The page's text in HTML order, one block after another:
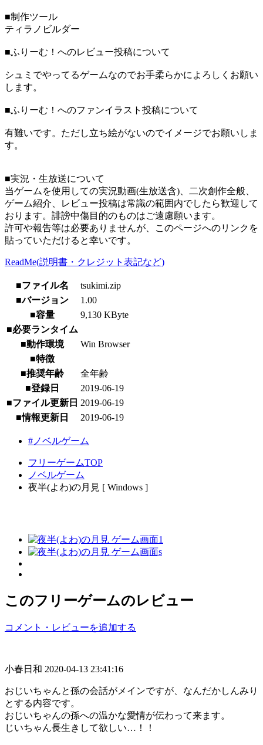
■制作ツール
ティラノビルダー
■ふりーむ！へのレビュー投稿について
シュミでやってるゲームなのでお手柔らかによろしくお願い
します。
■ふりーむ！へのファンイラスト投稿について
有難いです。ただし立ち絵がないのでイメージでお願いしま
す。
■実況・生放送について
当ゲームを使用しての実況動画(生放送含)、二次創作全般、
ゲーム紹介、レビュー投稿は常識の範囲内でしたら歓迎して
おります。誹謗中傷目的のものはご遠慮願います。
許可や報告等は必要ありませんが、このページへのリンクを
貼っていただけると幸いです。
ReadMe(説明書・クレジット表記など)
■ファイル名
tsukimi.zip
■バージョン
1.00
■容量
9,130 KByte
■必要ランタイム
■動作環境
Win Browser
■特徴
■推奨年齢
全年齢
■登録日
2019-06-19
■ファイル更新日 2019-06-19
■情報更新日
2019-06-19
#ノベルゲーム
フリーゲームTOP
ノベルゲーム
夜半(よわ)の月見 [ Windows ]
このフリーゲームのレビュー
コメント・レビューを追加する
小春日和 2020-04-13 23:41:16
おじいちゃんと孫の会話がメインですが、なんだかしんみり
とする内容です。
おじいちゃんの孫への温かな愛情が伝わって来ます。
じいちゃん長生きして欲しい…！！